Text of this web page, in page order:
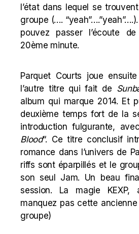
l’étatdans lequel se
groupe (….
pouvez passer l’écoute
20ème minute.
Parquet Courts joue
l’autre titre qui fait de
album qui marque 2014. Et
deuxième temps fort de la
introduction fulgurante,
Blood“. Ce titre conclusif
romance dans l’univers de
riffs sont éparpillés et le
son seul Jam. Un beau
session. La magie KEXP,
manquez pas cette ancienne
groupe)